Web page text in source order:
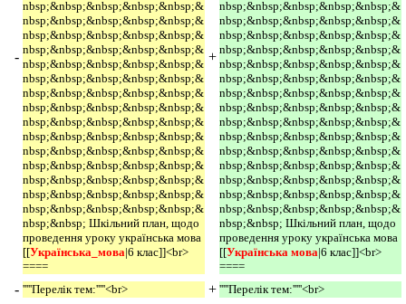
-
nbsp;&nbsp;&nbsp;&nbsp;&nbsp;&
nbsp;&nbsp;&nbsp;&nbsp;&nbsp;&
nbsp;&nbsp;&nbsp;&nbsp;&nbsp;&
nbsp;&nbsp;&nbsp;&nbsp;&nbsp;&
nbsp;&nbsp;&nbsp;&nbsp;&nbsp;&
nbsp;&nbsp;&nbsp;&nbsp;&nbsp;&
nbsp;&nbsp;&nbsp;&nbsp;&nbsp;&
nbsp;&nbsp;&nbsp;&nbsp;&nbsp;&
nbsp;&nbsp;&nbsp;&nbsp;&nbsp;&
nbsp;&nbsp;&nbsp;&nbsp;&nbsp;&
nbsp;&nbsp;&nbsp;&nbsp;&nbsp;&
nbsp;&nbsp;&nbsp;&nbsp;&nbsp;&
nbsp;&nbsp;&nbsp;&nbsp;&nbsp;&
nbsp;&nbsp;&nbsp;&nbsp;&nbsp;&
nbsp;&nbsp;&nbsp;&nbsp;&nbsp;&
nbsp;&nbsp; Шкільний план, щодо
проведення уроку українська мова
[[Українська_мова|6 клас]]<br>
====
+
nbsp;&nbsp;&nbsp;&nbsp;&nbsp;&
nbsp;&nbsp;&nbsp;&nbsp;&nbsp;&
nbsp;&nbsp;&nbsp;&nbsp;&nbsp;&
nbsp;&nbsp;&nbsp;&nbsp;&nbsp;&
nbsp;&nbsp;&nbsp;&nbsp;&nbsp;&
nbsp;&nbsp;&nbsp;&nbsp;&nbsp;&
nbsp;&nbsp;&nbsp;&nbsp;&nbsp;&
nbsp;&nbsp;&nbsp;&nbsp;&nbsp;&
nbsp;&nbsp;&nbsp;&nbsp;&nbsp;&
nbsp;&nbsp;&nbsp;&nbsp;&nbsp;&
nbsp;&nbsp;&nbsp;&nbsp;&nbsp;&
nbsp;&nbsp;&nbsp;&nbsp;&nbsp;&
nbsp;&nbsp;&nbsp;&nbsp;&nbsp;&
nbsp;&nbsp;&nbsp;&nbsp;&nbsp;&
nbsp;&nbsp;&nbsp;&nbsp;&nbsp;&
nbsp;&nbsp; Шкільний план, щодо
проведення уроку українська мова
[[Українська мова|6 клас]]<br>
====
- '''''Перелік тем:'''''<br> + '''''Перелік тем:'''''<br>